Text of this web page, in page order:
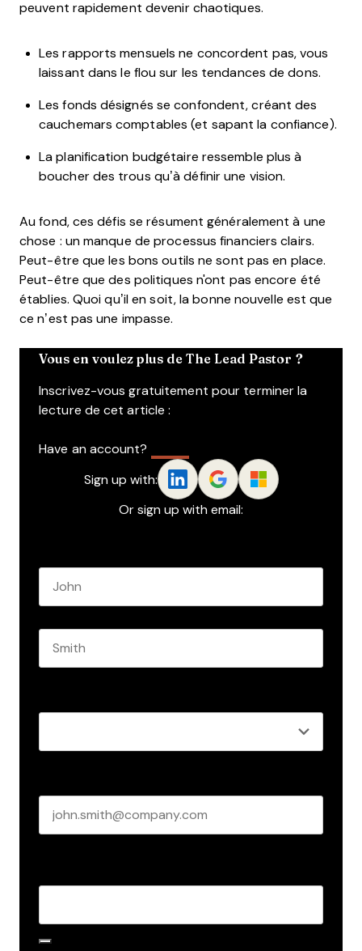
peuvent rapidement devenir chaotiques.
Les rapports mensuels ne concordent pas, vous
laissant dans le flou sur les tendances de dons.
Les fonds désignés se confondent, créant des
cauchemars comptables (et sapant la confiance).
La planification budgétaire ressemble plus à
boucher des trous qu’à définir une vision.
Au fond, ces défis se résument généralement à une
chose : un manque de processus financiers clairs.
Peut-être que les bons outils ne sont pas en place.
Peut-être que des politiques n'ont pas encore été
établies. Quoi qu’il en soit, la bonne nouvelle est que
ce n’est pas une impasse.
Vous en voulez plus de The Lead Pastor ?
Inscrivez-vous gratuitement pour terminer la
lecture de cet article :
Have an account?
Sign up with:
Or sign up with email: